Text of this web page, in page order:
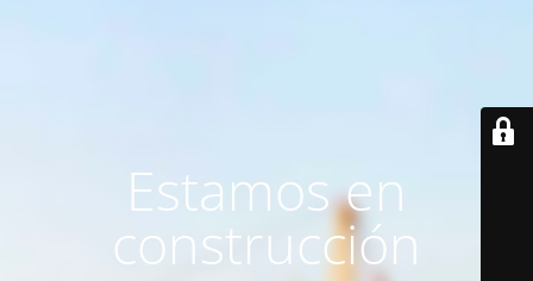
Estamos en
construcción